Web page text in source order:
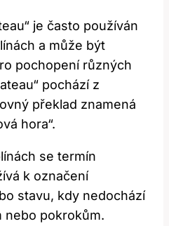
je ⁣často používán
a může být
pochopení různých
pochází z
překlad znamená
hora“.
se termín
k označení
stavu, kdy nedochází
nebo pokrokům.